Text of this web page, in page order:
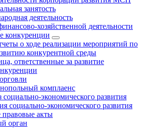
занятость
деятельность
хозяйственной деятельности
конкуренции
о ходе реализации мероприятий по
конкурентной среды
ответственные за развитие
комплаенс
социально-экономического развития
социально-экономического развития
акты
орган